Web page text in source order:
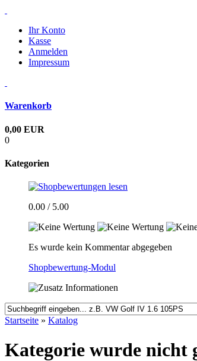
Ihr Konto
Kasse
Anmelden
Impressum
Warenkorb
0,00 EUR
0
Kategorien
0.00 / 5.00
Es wurde kein Kommentar abgegeben
Shopbewertung-Modul
Startseite » Katalog
Kategorie wurde nicht